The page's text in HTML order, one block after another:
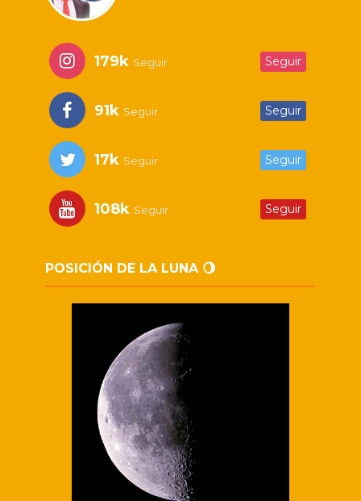
179k Seguir Seguir
91k Seguir Seguir
17k Seguir Seguir
108k Seguir Seguir
POSICIÓN DE LA LUNA 🌖